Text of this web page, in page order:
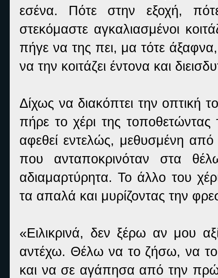
εσένα. Πότε στην εξοχή,
στεκόμαστε αγκαλιασμένοι
πήγε να της πει, μα τότε
να την κοιτάζει έντονα και
Δίχως να διακόπτει την οπτική
πήρε το χέρι της
αφεθεί εντελώς, μεθυσμένη
που ανταποκρινόταν στα
αδιαμαρτύρητα. Το άλλο του
τα απαλά και μυρίζοντας την
«Ειλικρινά, δεν ξέρω αν μου
αντέχω. Θέλω να το ζήσω, να
και να σε αγάπησα από την